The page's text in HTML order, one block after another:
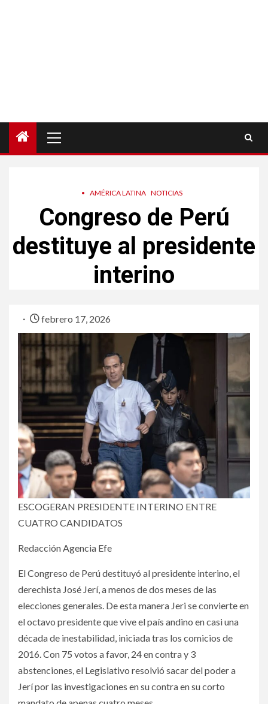
principal
• AMÉRICA LATINA NOTICIAS
Congreso de Perú
destituye al presidente
interino
febrero 17, 2026
ESCOGERAN PRESIDENTE INTERINO ENTRE
CUATRO CANDIDATOS
Redacción Agencia Efe
El Congreso de Perú destituyó al presidente interino, el
derechista José Jerí, a menos de dos meses de las
elecciones generales. De esta manera Jeri se convierte en
el octavo presidente que vive el país andino en casi una
década de inestabilidad, iniciada tras los comicios de
2016. Con 75 votos a favor, 24 en contra y 3
abstenciones, el Legislativo resolvió sacar del poder a
Jerí por las investigaciones en su contra en su corto